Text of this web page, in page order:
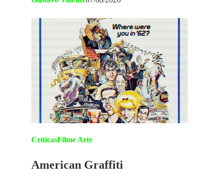
CríticasFilme Arte
American Graffiti